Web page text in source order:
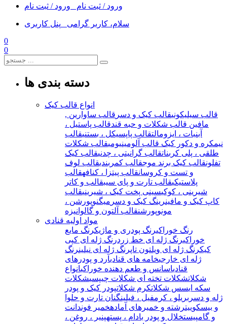
ورود / ثبت نام ورود / ثبت نام
سلام، کاربر گرامی
پنل کاربری
0
0
دسته بندی ها
انواع قالب کیک
قالب سیلیکونیقالب کیک و دسر قالب ساوارین ,
مافین قالب شکلات و حبه قندقالب پاستیل ،
آبنبات ، ایزومالتقالب پاپسیکل ، بستنیقالب
نیمکره و دکور کیک قالب آلومینیومیقالب شکلات
طلقی ، پلی کربناتقالب گرانیتی ، چدنیقالب کیک
تفلونقالب کیک برند موجقالب کمربندیقالب لوف
و تست و کروسانقالب پیتزا ، کنافهقالب
پلاستیکیقالب تارت و پای سیبقالب و کاتر
شیرینی ، کوکیسینی پخت کیک ، شیرینیقالب
کاپ کیک و مافینرینگ کیک و دسر میگنوپورشن ،
مونوپورشنقالب آلتون و گالوانیزه
مواد اولیه قنادی
رنگ خوراکیرنگ پودری و ماژیکرنگ مایع
خوراکیرنگ ژله ای خط زردرنگ ژله ای کپی
کیکرنگ ژله ای ویلتون تاپرنگ ژله ای نیلینرنگ
ژله ای خارجیخامه های قنادیآرد و پودرهای
قنادیاسانس و طعم دهنده خوراکیانواع
شکلاتشکلات تخته ای شکلات چیپسیشکلات
سکه ایسس شکلاتکرم شکلاتپودر کیک و پودر
ژله و دسر بریلو ، کرمفیل ، فیلینگنان تارت و حلوا
و بیسکوییترشته و خمیرهای آمادهخمیر فوندانت
و گامپیستخلال و پودر بادام ، پستهپنیر ، روغن ،